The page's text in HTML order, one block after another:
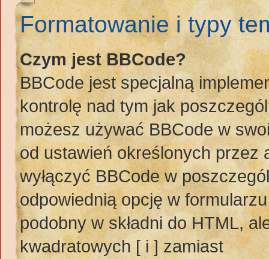
Formatowanie i typy
Czym jest BBCode?
BBCode jest specjalną
kontrolę nad tym jak
możesz używać BBCode w
od ustawień określonych przez
wyłączyć BBCode w
odpowiednią opcję w
podobny w składni do HTML,
kwadratowych [ i ] zamiast